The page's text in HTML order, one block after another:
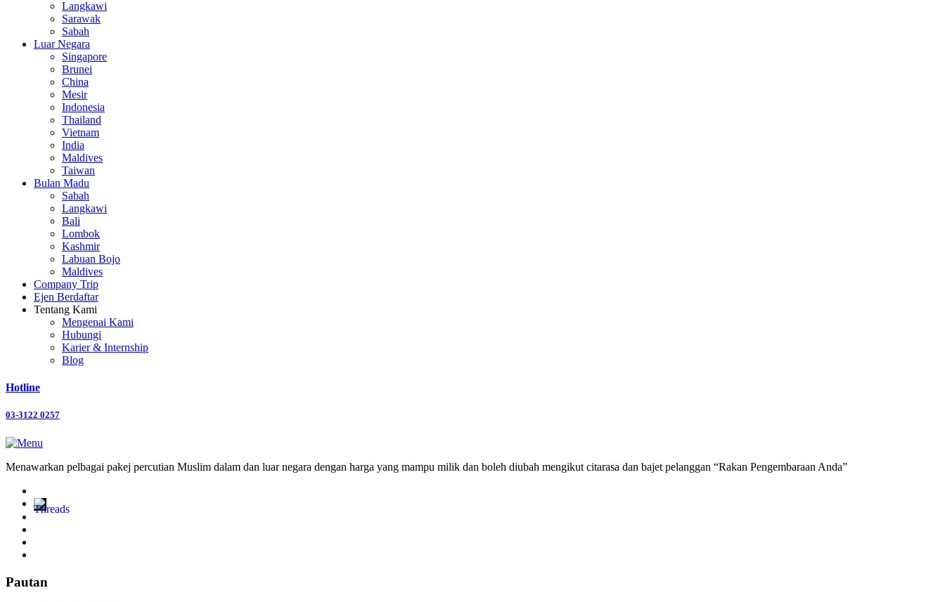
Langkawi
Sarawak
Sabah
Luar Negara
Singapore
Brunei
China
Mesir
Indonesia
Thailand
Vietnam
India
Maldives
Taiwan
Bulan Madu
Sabah
Langkawi
Bali
Lombok
Kashmir
Labuan Bojo
Maldives
Company Trip
Ejen Berdaftar
Tentang Kami
Mengenai Kami
Hubungi
Karier & Internship
Blog
Hotline
03-3122 0257
Menawarkan pelbagai pakej percutian Muslim dalam dan luar negara dengan harga yang mampu milik dan boleh diubah mengikut citarasa dan bajet pelanggan “Rakan Pengembaraan Anda”
Pautan